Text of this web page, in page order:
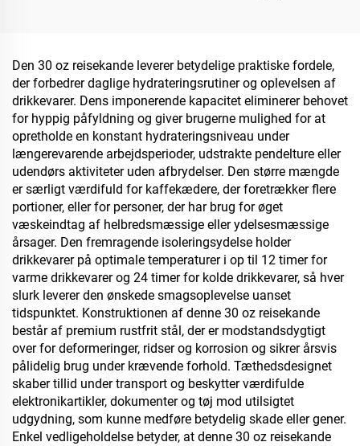
lættæt låg
og camping
Den 30 oz reisekande leverer betydelige praktiske fordele,
der forbedrer daglige hydrateringsrutiner og oplevelsen af
drikkevarer. Dens imponerende kapacitet eliminerer behovet
for hyppig påfyldning og giver brugerne mulighed for at
opretholde en konstant hydrateringsniveau under
længerevarende arbejdsperioder, udstrakte pendelture eller
udendørs aktiviteter uden afbrydelser. Den større mængde
er særligt værdifuld for kaffekædere, der foretrækker flere
portioner, eller for personer, der har brug for øget
væskeindtag af helbredsmæssige eller ydelsesmæssige
årsager. Den fremragende isoleringsydelse holder
drikkevarer på optimale temperaturer i op til 12 timer for
varme drikkevarer og 24 timer for kolde drikkevarer, så hver
slurk leverer den ønskede smagsoplevelse uanset
tidspunktet. Konstruktionen af denne 30 oz reisekande
består af premium rustfrit stål, der er modstandsdygtigt
over for deformeringer, ridser og korrosion og sikrer årsvis
pålidelig brug under krævende forhold. Tæthedsdesignet
skaber tillid under transport og beskytter værdifulde
elektronikartikler, dokumenter og tøj mod utilsigtet
udgydning, som kunne medføre betydelig skade eller gener.
Enkel vedligeholdelse betyder, at denne 30 oz reisekande